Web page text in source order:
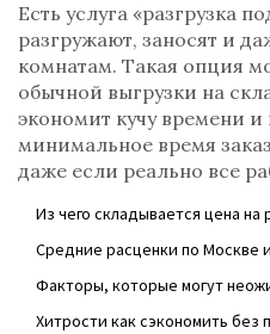
Есть услуга «разгрузка
разгружают, заносят и
комнатам. Такая опция
обычной выгрузки на
экономит кучу времени
минимальное время
даже если реально все
Из чего складывается цена на
Средние расценки по Москве
Факторы, которые могут
Хитрости как сэкономить без